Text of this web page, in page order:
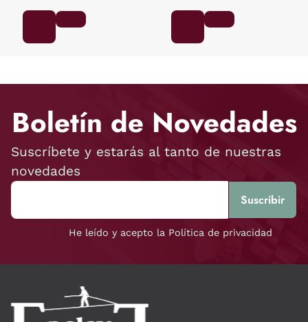
Boletín de Novedades
Suscríbete y estarás al tanto de nuestras
novedades
He leído y acepto la Política de privacidad